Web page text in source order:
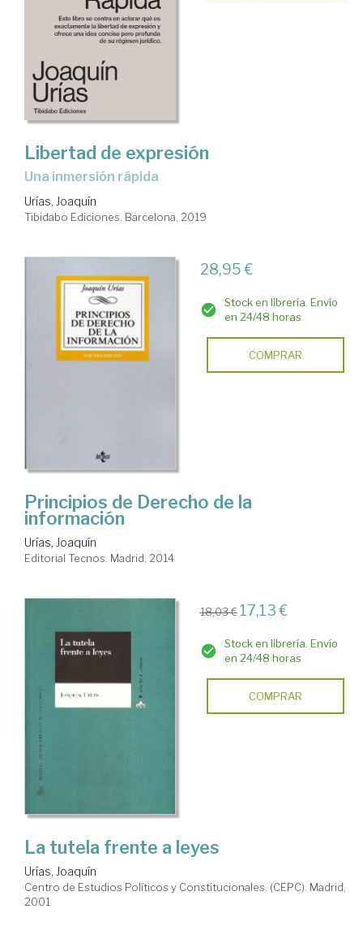
Libertad de expresión
una inmersión rápida
Urías, Joaquín
Tibidabo Ediciones. Barcelona, 2019
28,95 €
Stock en librería. Envío
en 24/48 horas
COMPRAR
Principios de Derecho de la
información
Urías, Joaquín
Editorial Tecnos. Madrid, 2014
18,03 € 17,13 €
Stock en librería. Envío
en 24/48 horas
COMPRAR
La tutela frente a leyes
Urías, Joaquín
Centro de Estudios Políticos y Constitucionales. (CEPC). Madrid,
2001